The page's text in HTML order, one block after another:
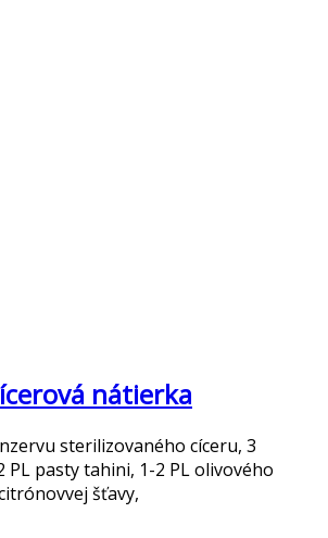
nátierka
sterilizovaného cíceru, 3
PL pasty tahini, 1-2 PL olivového
šťavy,